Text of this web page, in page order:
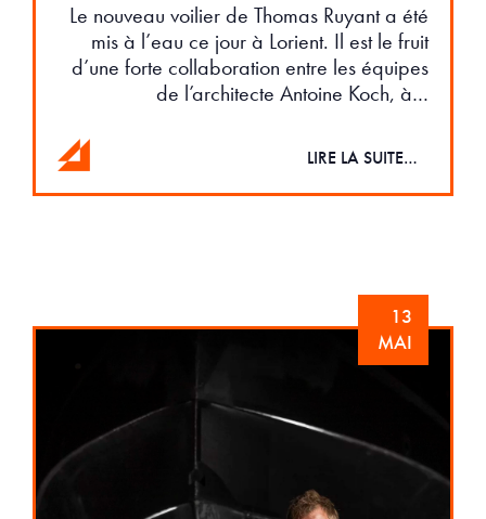
Le nouveau voilier de Thomas Ruyant a été
mis à l’eau ce jour à Lorient. Il est le fruit
d’une forte collaboration entre les équipes
de l’architecte Antoine Koch, à…
LIRE LA SUITE…
13
MAI